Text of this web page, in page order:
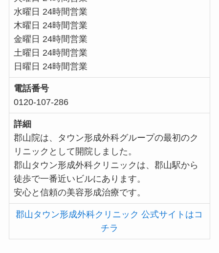
水曜日 24時間営業
木曜日 24時間営業
金曜日 24時間営業
土曜日 24時間営業
日曜日 24時間営業
電話番号
0120-107-286
詳細
郡山院は、タウン形成外科グループの最初のク
リニックとして開院しました。
郡山タウン形成外科クリニックは、郡山駅から
徒歩で一番近いビルにあります。
安心と信頼の美容形成治療です。
郡山タウン形成外科クリニック 公式サイトはコ
チラ